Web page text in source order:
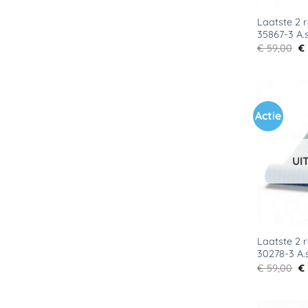
Laatste 2
35867-3
€59,00 €
Actie
Laatste 2
30278-3
€59,00 €